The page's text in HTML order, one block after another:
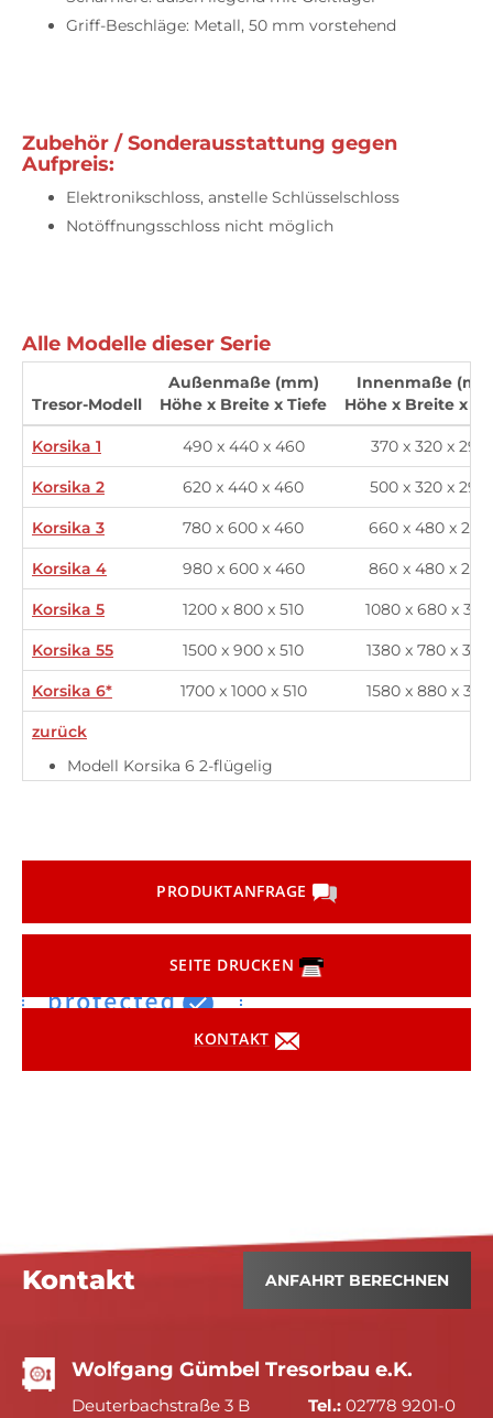
Griff-Beschläge: Metall, 50 mm vorstehend
Zubehör / Sonderausstattung gegen
Aufpreis:
Elektronikschloss, anstelle Schlüsselschloss
Notöffnungsschloss nicht möglich
Alle Modelle dieser Serie
Tresor-Modell
Außenmaße (mm)
Höhe x Breite x Tiefe
Innenmaße
Höhe x Breite x
Korsika 1 490 x 440 x 460 370 x 320 x 295
Korsika 2 620 x 440 x 460 500 x 320 x 295
Korsika 3 780 x 600 x 460 660 x 480 x 295
Korsika 4 980 x 600 x 460 860 x 480 x 295
Korsika 5 1200 x 800 x 510 1080 x 680 x 345
Korsika 55 1500 x 900 x 510 1380 x 780 x 345
Korsika 6* 1700 x 1000 x 510 1580 x 880 x 345
zurück
Modell Korsika 6 2-flügelig
PRODUKTANFRAGE
SEITE DRUCKEN
KONTAKT
Kontakt ANFAHRT BERECHNEN
Wolfgang Gümbel Tresorbau e.K.
Deuterbachstraße 3 B
Tel.: 02778 9201-0